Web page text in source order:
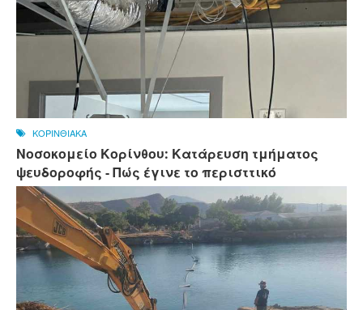
ΚΟΡΙΝΘΙΑΚΑ
Νοσοκομείο Κορίνθου: Κατάρευση τμήματος
ψευδοροφής - Πώς έγινε το περισττικό